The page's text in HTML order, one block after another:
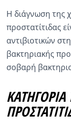
Η διάγνωση της
προστατίτιδας
αντιβιοτικών
βακτηριακής
σοβαρή